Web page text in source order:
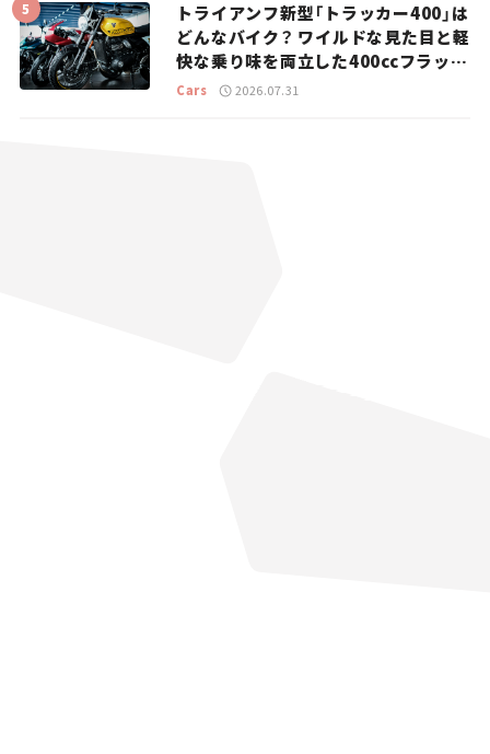
トライアンフ新型「トラッカー400」は
どんなバイク？ ワイルドな見た目と軽
快な乗り味を両立した400ccフラット
トラッカー【試乗レビュー】
Cars 2026.07.31